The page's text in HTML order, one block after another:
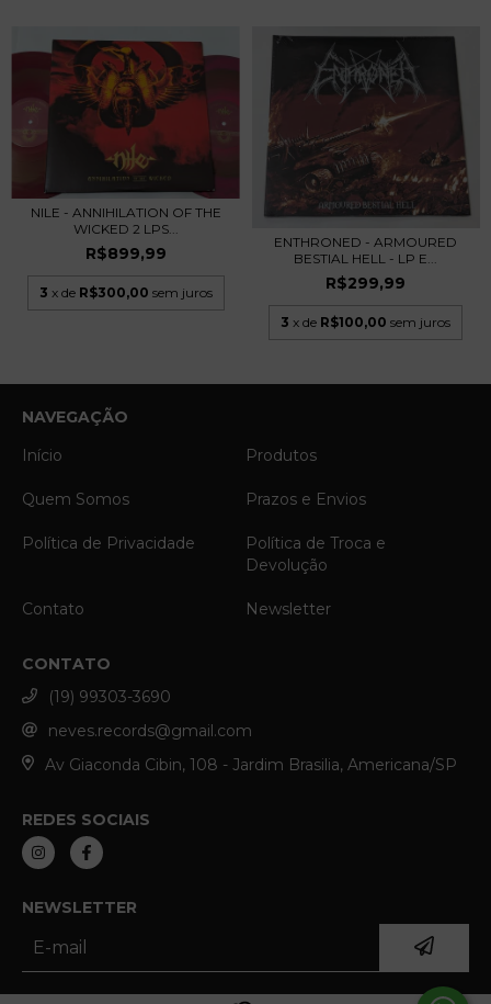
NILE - ANNIHILATION OF THE
WICKED 2 LPS...
R$899,99
3 x de R$300,00 sem juros
ENTHRONED - ARMOURED
BESTIAL HELL - LP E...
R$299,99
3 x de R$100,00 sem juros
NAVEGAÇÃO
Início
Produtos
Quem Somos Prazos e Envios
Política de Privacidade
Política de Troca e
Devolução
Contato Newsletter
CONTATO
(19) 99303-3690
neves.records@gmail.com
Av Giaconda Cibin, 108 - Jardim Brasilia, Americana/SP
REDES SOCIAIS
NEWSLETTER